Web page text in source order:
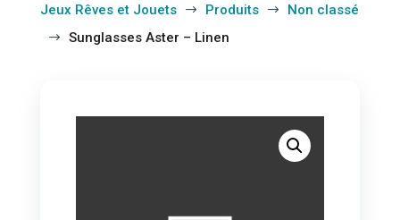
Jeux Rêves et Jouets $ Produits $ Non classé
$ Sunglasses Aster – Linen